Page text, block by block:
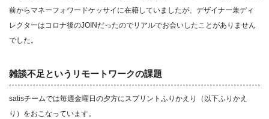
前からマネーフォワードケッサイに在籍していましたが、デザイナー兼ディ
レクターはコロナ後のJOINだったのでリアルでお会いしたことがありません
でした。
雑談不足というリモートワークの課題
satisチームでは毎週金曜日の夕方にスプリントふりかえり（以下ふりかえ
り）をおこなっています。